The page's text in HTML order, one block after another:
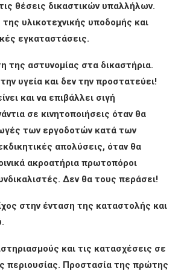
θέσεις δικαστικών υπαλλήλων.
υλικοτεχνικής υποδομής και
εγκαταστάσεις.
της αστυνομίας στα δικαστήρια.
υγεία και δεν την προστατεύει!
και να επιβάλλει σιγή
σε κινητοποιήσεις όταν θα
των εργοδοτών κατά των
απολύσεις, όταν θα
ακροατήρια πρωτοπόροι
Δεν θα τους περάσει!
στην ένταση της καταστολής και
και τις κατασχέσεις σε
περιουσίας. Προστασία της πρώτης